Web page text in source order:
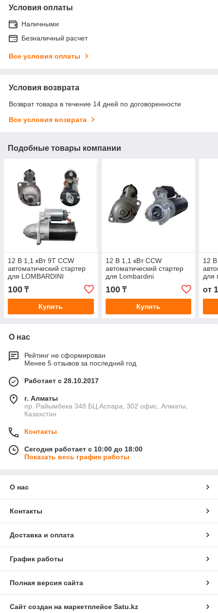
Условия оплаты
Наличными
Безналичный расчет
Все условия оплаты
Условия возврата
Возврат товара в течение 14 дней по договоренности
Все условия возврата
Подобные товары компании
12 В 1,1 кВт 9T CCW
автоматический стартер
для LOMBARDINI
RUGGERINI Различные
модели 0001107058
100 ₸
Купить
12 В 1,1 кВт CCW
автоматический стартер
для Lombardini
0001107090 0001107084
563R0780
100₸
Купить
12 В
для
от
О нас
Рейтинг не сформирован
Менее 5 отзывов за последний год
Работает с 28.10.2017
г. Алматы
пр. Райымбека 348 БЦ Аспара, 302 офис, Алматы,
Казахстан
Контакты
Сегодня работает с 10:00 до 18:00
Показать весь график работы
О нас
Контакты
Доставка и оплата
График работы
Полная версия сайта
Сайт создан на маркетплейсе Satu.kz